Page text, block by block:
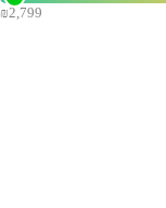
₪2,799